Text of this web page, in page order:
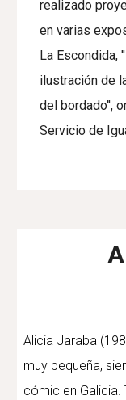
realizado
en varias
La Escondida,
ilustración de
del bordado'',
Servicio de
Alicia Jaraba
muy pequeña,
cómic en Galicia.